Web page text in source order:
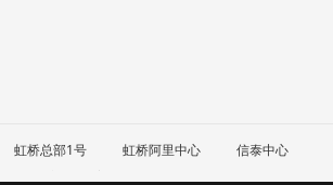
虹桥总部1号 虹桥阿里中心
信泰中心